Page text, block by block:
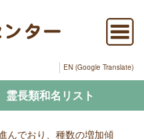
EN (Google Translate)
長類和名リスト
んでおり、種数の増加傾